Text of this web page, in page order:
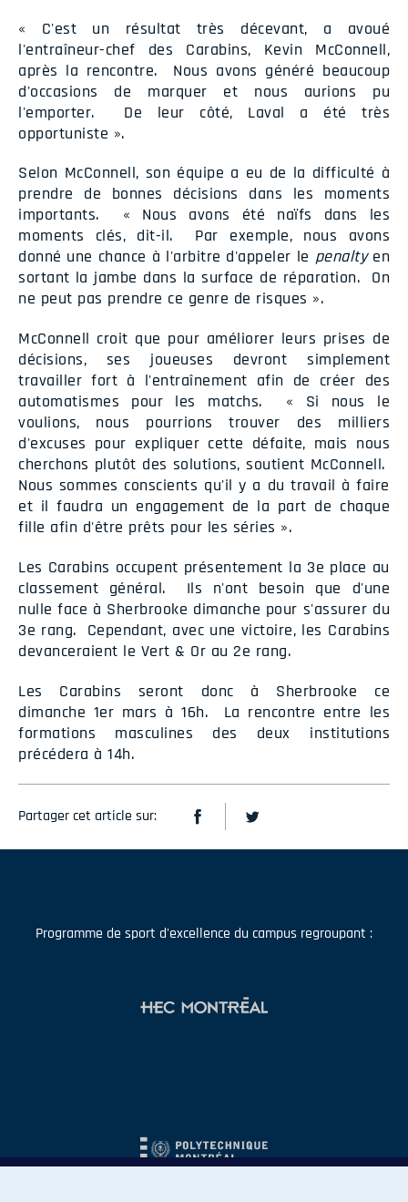
« C'est un résultat très décevant, a avoué
l'entraîneur-chef des Carabins, Kevin McConnell,
après la rencontre. Nous avons généré beaucoup
d'occasions de marquer et nous aurions pu
l'emporter. De leur côté, Laval a été très
opportuniste ».
Selon McConnell, son équipe a eu de la difficulté à
prendre de bonnes décisions dans les moments
importants. « Nous avons été naïfs dans les
moments clés, dit-il. Par exemple, nous avons
donné une chance à l'arbitre d'appeler le penaltyen
sortant la jambe dans la surface de réparation. On
ne peut pas prendre ce genre de risques ».
McConnell croit que pour améliorer leurs prises de
décisions, ses joueuses devront simplement
travailler fort à l'entraînement afin de créer des
automatismes pour les matchs. « Si nous le
voulions, nous pourrions trouver des milliers
d'excuses pour expliquer cette défaite, mais nous
cherchons plutôt des solutions, soutient McConnell.
Nous sommes conscients qu'il y a du travail à faire
et il faudra un engagement de la part de chaque
fille afin d'être prêts pour les séries ».
Les Carabins occupent présentement la 3e place au
classement général. Ils n'ont besoin que d'une
nulle face à Sherbrooke dimanche pour s'assurer du
3e rang. Cependant, avec une victoire, les Carabins
devanceraient le Vert & Or au 2e rang.
Les Carabins seront donc à Sherbrooke ce
dimanche 1er mars à 16h. La rencontre entre les
formations masculines des deux institutions
précédera à 14h.
Partager cet article sur:
Programme de sport d'excellence du campus regroupant :